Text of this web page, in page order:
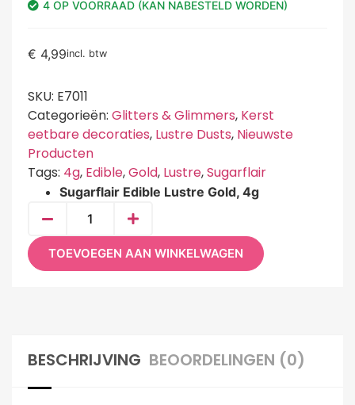
4 OP VOORRAAD (KAN NABESTELD WORDEN)
€ 4,99incl. btw
SKU: E7011
Categorieën: Glitters & Glimmers, Kerst
eetbare decoraties, Lustre Dusts, Nieuwste
Producten
Tags: 4g, Edible,Gold, Lustre,Sugarflair
Sugarflair Edible Lustre Gold, 4g
TOEVOEGEN AAN WINKELWAGEN
BESCHRIJVING BEOORDELINGEN (0)